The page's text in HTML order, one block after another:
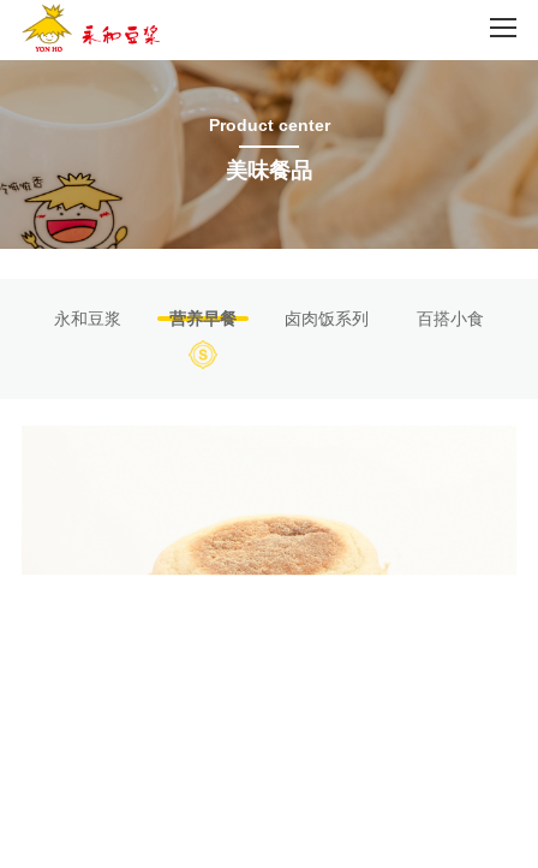
Product center
美味餐品
永和豆浆 营养早餐 卤肉饭系列 百搭小食